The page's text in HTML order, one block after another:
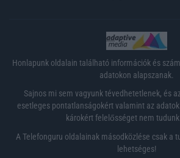
Honlapunk oldalain található információk és
adatokon alapszanak.
Sajnos mi sem vagyunk tévedhetetlenek, és
esetleges pontatlanságokért valamint az
károkért felelősséget nem tudunk
A Telefonguru oldalainak másodközlése csak a
lehetséges!